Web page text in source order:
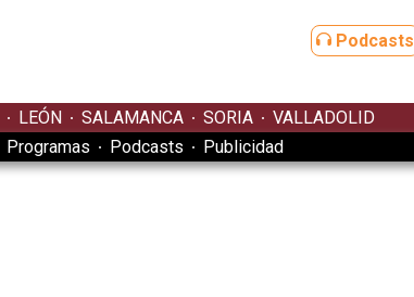
Podcasts
LEÓN SALAMANCA SORIA
VALLADOLID
Programas Podcasts Publicidad